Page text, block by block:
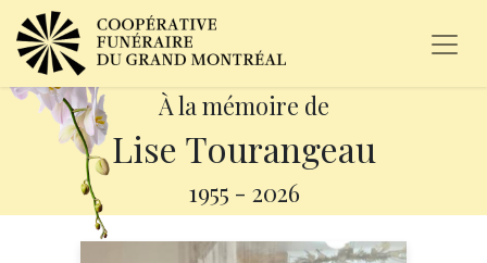
À la mémoire de
Lise Tourangeau
1955 - 2026